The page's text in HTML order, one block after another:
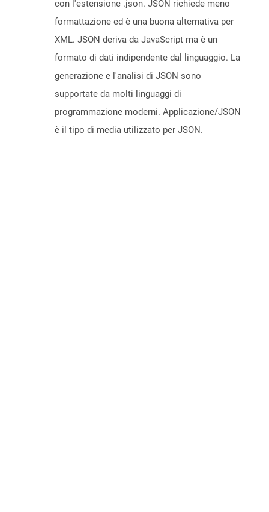
con l'estensione .json. JSON richiede meno
formattazione ed è una buona alternativa per
XML. JSON deriva da JavaScript ma è un
formato di dati indipendente dal linguaggio. La
generazione e l'analisi di JSON sono
supportate da molti linguaggi di
programmazione moderni. Applicazione/JSON
è il tipo di media utilizzato per JSON.